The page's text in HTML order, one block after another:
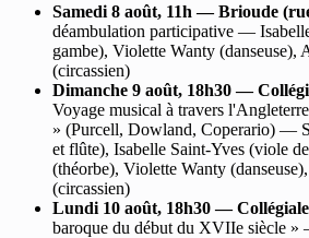
Samedi 8 août, 11h — Brioude
déambulation participative —
gambe), Violette Wanty (danseuse),
(circassien)
Dimanche 9 août, 18h30 —
Voyage musical à travers
» (Purcell, Dowland, Coperario) —
et flûte), Isabelle Saint-Yves (viole
(théorbe), Violette Wanty
(circassien)
Lundi 10 août, 18h30 —
baroque du début du XVIIe siècle »